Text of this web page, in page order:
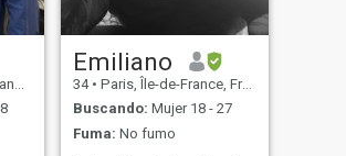
Emiliano
34 • Paris, Île-de-France, Francia
Buscando: Mujer 18 - 27
Fuma: No fumo